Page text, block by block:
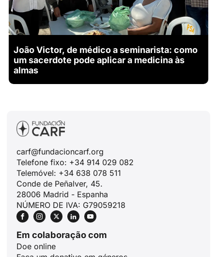
João Victor, de médico a seminarista: como
um sacerdote pode aplicar a medicina às
almas
carf@fundacioncarf.org
Telefone fixo: +34 914 029 082
Telemóvel: +34 638 078 511
Conde de Peñalver, 45.
28006 Madrid - Espanha
NÚMERO DE IVA: G79059218
Em colaboração com
Doe online